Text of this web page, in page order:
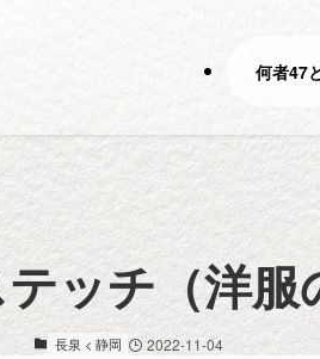
何者47
ッチ（洋服
長泉 < 静岡 2022-11-04